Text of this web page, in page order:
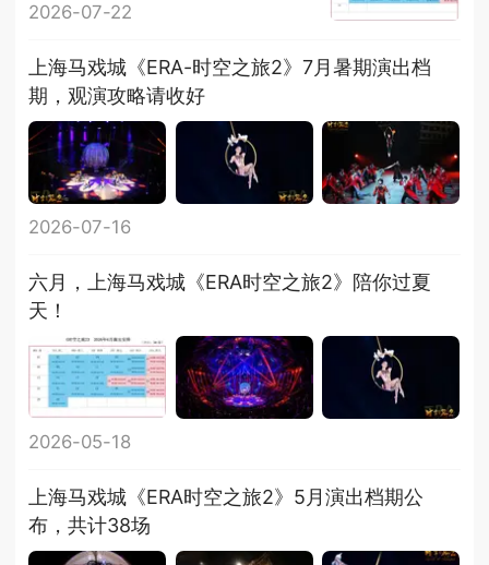
2026-07-22
上海马戏城《ERA-时空之旅2》7月暑期演出档
期，观演攻略请收好
2026-07-16
六月，上海马戏城《ERA时空之旅2》陪你过夏
天！
2026-05-18
上海马戏城《ERA时空之旅2》5月演出档期公
布，共计38场